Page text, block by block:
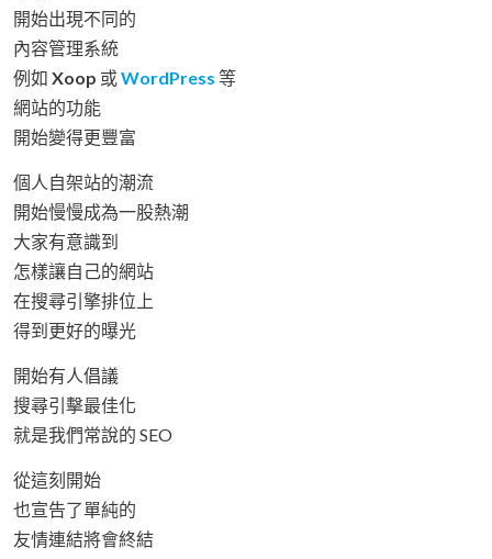
開始出現不同的
內容管理系統
例如 Xoop 或 WordPress 等
網站的功能
開始變得更豐富
個人自架站的潮流
開始慢慢成為一股熱潮
大家有意識到
怎樣讓自己的網站
在搜尋引擎排位上
得到更好的曝光
開始有人倡議
搜尋引擊最佳化
就是我們常說的 SEO
從這刻開始
也宣告了單純的
友情連結將會終結